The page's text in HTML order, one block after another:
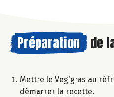
Préparation de
Mettre le Veg'gras au
démarrer la recette.